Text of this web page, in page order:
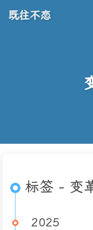
既往不恋
标签 - 变
2025